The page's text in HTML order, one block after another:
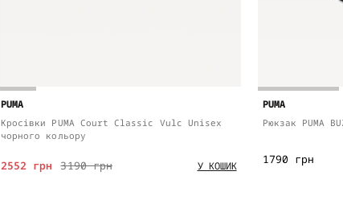
PUMA
Кросівки PUMA Court Classic Vulc Unisex
чорного кольору
3190 грн
2552 грн У КОШИК
PUMA
Рюкзак PUMA
1790 грн